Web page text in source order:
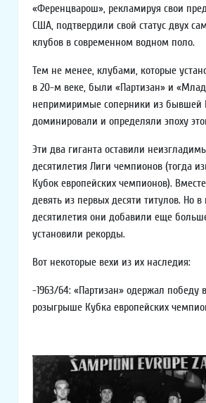
«Ференцварош», рекламируя свои
США, подтвердили свой статус двух
клубов в современном водном поло.
Тем не менее, клубами, которые
в 20-м веке, были «Партизан» и
непримиримые соперники из бывшей
доминировали и определяли эпоху
Эти два гиганта оставили
десятилетия Лиги чемпионов (тогда
Кубок европейских чемпионов).
девять из первых десяти титулов. Но
десятилетия они добавили еще
установили рекорды.
Вот некоторые вехи из их наследия:
-1963/64: «Партизан» одержал победу
розыгрыше Кубка европейских